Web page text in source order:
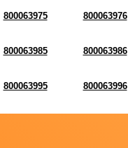
800063975 800063976
800063985 800063986
800063995 800063996